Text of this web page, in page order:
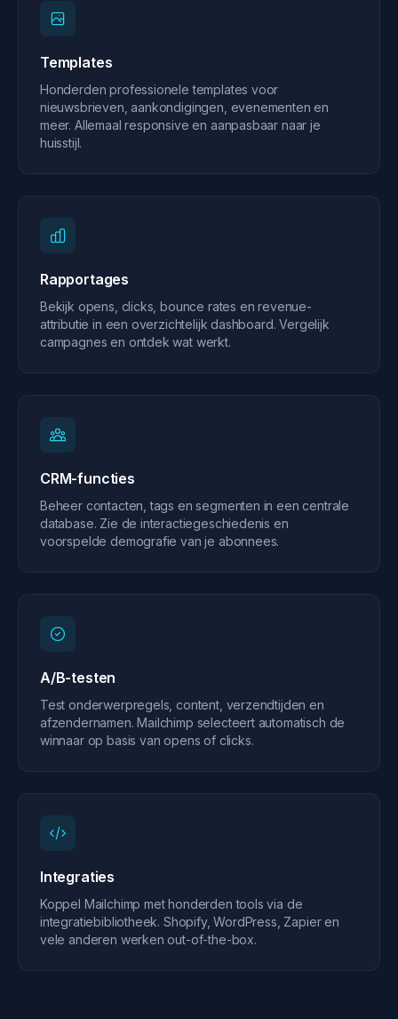
Templates
Honderden professionele templates voor
nieuwsbrieven, aankondigingen, evenementen en
meer. Allemaal responsive en aanpasbaar naar je
huisstijl.
Rapportages
Bekijk opens, clicks, bounce rates en revenue-
attributie in een overzichtelijk dashboard. Vergelijk
campagnes en ontdek wat werkt.
CRM-functies
Beheer contacten, tags en segmenten in een centrale
database. Zie de interactiegeschiedenis en
voorspelde demografie van je abonnees.
A/B-testen
Test onderwerpregels, content, verzendtijden en
afzendernamen. Mailchimp selecteert automatisch de
winnaar op basis van opens of clicks.
Integraties
Koppel Mailchimp met honderden tools via de
integratiebibliotheek. Shopify, WordPress, Zapier en
vele anderen werken out-of-the-box.